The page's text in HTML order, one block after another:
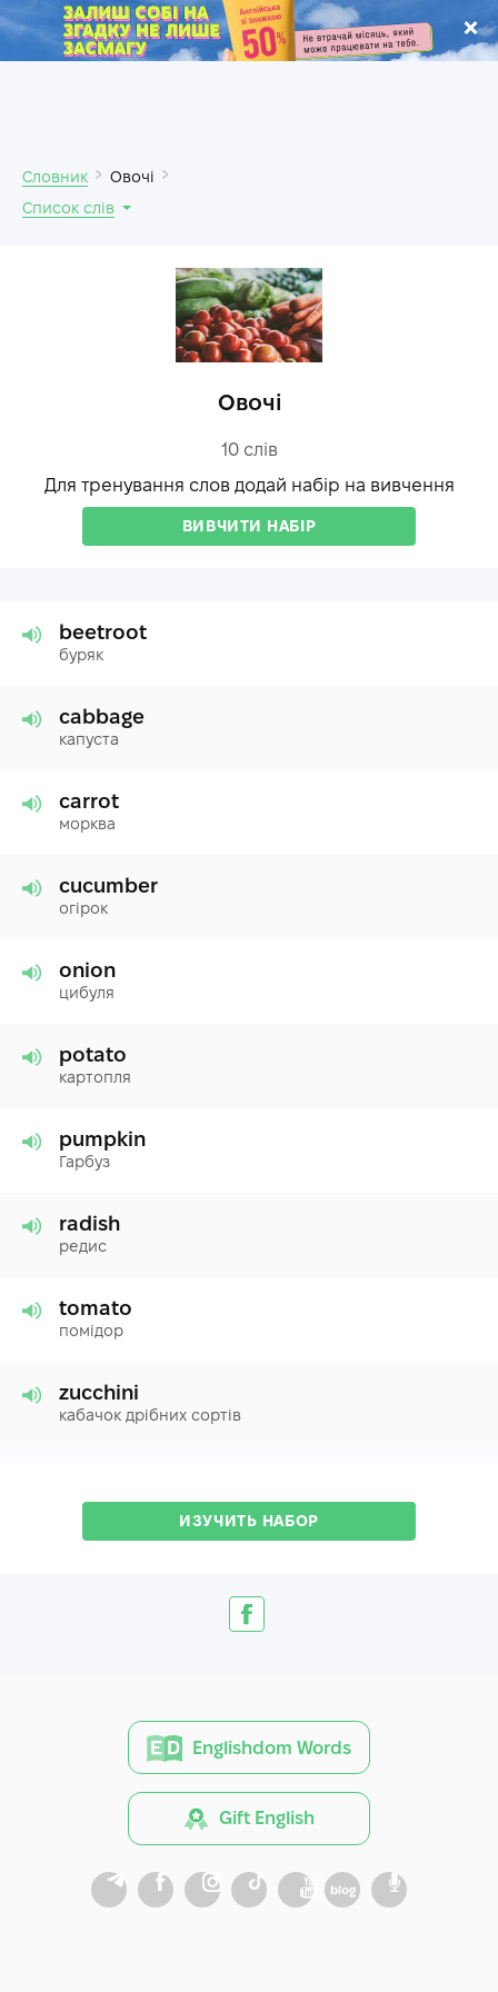
.
Словник
Овочі
Список слів
Овочі
10слів
Для тренування слов додай набір на вивчення
ВИВЧИТИ НАБІР
beetroot
буряк
cabbage
капуста
carrot
морква
cucumber
огірок
onion
цибуля
potato
картопля
pumpkin
Гарбуз
radish
редис
tomato
помідор
zucchini
кабачок дрібних сортів
ИЗУЧИТЬ НАБОР
Englishdom Words
Gift English
blog